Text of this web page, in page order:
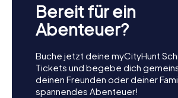
Bereit für ein
Abenteuer?
Buche jetzt deine myCityHunt
Tickets und begebe dich
deinen Freunden oder deiner
spannendes Abenteuer!